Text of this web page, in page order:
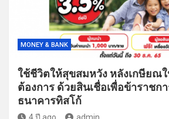
MONEY & BANK
ใช้ชีวิตให้สุขสมหวัง หลังเกษียณ
ต้องการ ด้วยสินเชื่อเพื่อข้าราชก
ธนาคารทิสโก้